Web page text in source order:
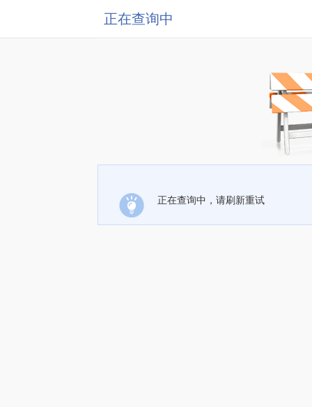
正在查询中
正在查询中，请刷新重试